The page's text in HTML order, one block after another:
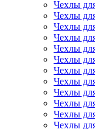
Чехлы
Чехлы
Чехлы
Чехлы
Чехлы
Чехлы
Чехлы
Чехлы
Чехлы
Чехлы
Чехлы
Чехлы